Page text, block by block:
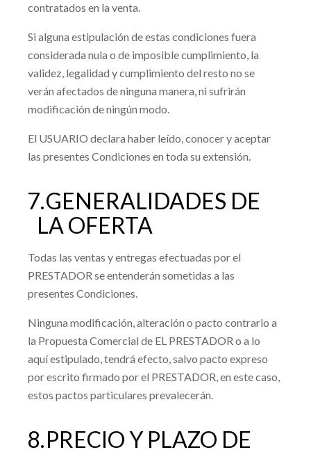
contratados en la venta.
Si alguna estipulación de estas condiciones fuera
considerada nula o de imposible cumplimiento, la
validez, legalidad y cumplimiento del resto no se
verán afectados de ninguna manera, ni sufrirán
modificación de ningún modo.
El USUARIO declara haber leído, conocer y aceptar
las presentes Condiciones en toda su extensión.
7.GENERALIDADES DE
LA OFERTA
Todas las ventas y entregas efectuadas por el
PRESTADOR se entenderán sometidas a las
presentes Condiciones.
Ninguna modificación, alteración o pacto contrario a
la Propuesta Comercial de EL PRESTADOR o a lo
aquí estipulado, tendrá efecto, salvo pacto expreso
por escrito firmado por el PRESTADOR, en este caso,
estos pactos particulares prevalecerán.
8.PRECIO Y PLAZO DE